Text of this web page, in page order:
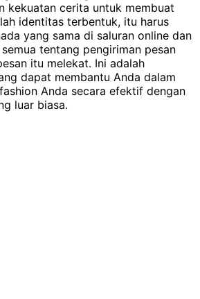
kekuatan cerita untuk membuat
identitas terbentuk, itu harus
yang sama di saluran online dan
tentang pengiriman pesan
itu melekat. Ini adalah
dapat membantu Anda dalam
Anda secara efektif dengan
luar biasa.